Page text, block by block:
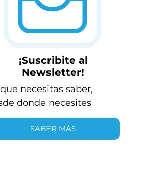
¡Suscribite al
Newsletter!
necesitas saber,
donde necesites
SABER MÁS